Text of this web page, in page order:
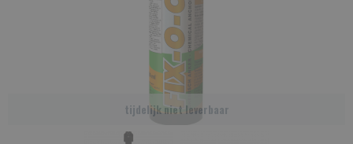
tijdelijk niet leverbaar